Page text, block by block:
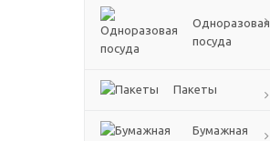
Одноразовая
посуда
Пакеты
Бумажная